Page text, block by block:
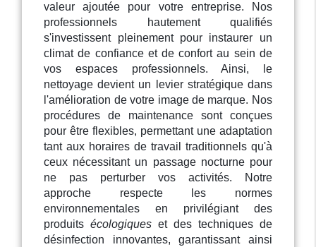
valeur ajoutée pour votre entreprise. Nos
professionnels hautement qualifiés
s'investissent pleinement pour instaurer un
climat de confiance et de confort au sein de
vos espaces professionnels. Ainsi, le
nettoyage devient un levier stratégique dans
l'amélioration de votre image de marque. Nos
procédures de maintenance sont conçues
pour être flexibles, permettant une adaptation
tant aux horaires de travail traditionnels qu'à
ceux nécessitant un passage nocturne pour
ne pas perturber vos activités. Notre
approche respecte les normes
environnementales en privilégiant des
produitsécologiques et des techniques de
désinfection innovantes, garantissant ainsi